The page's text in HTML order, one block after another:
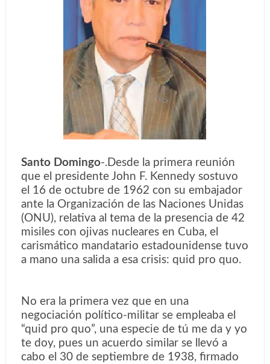
Santo Domingo-.Desde la primera reunión
que el presidente John F. Kennedy sostuvo
el 16 de octubre de 1962 con su embajador
ante la Organización de las Naciones Unidas
(ONU), relativa al tema de la presencia de 42
misiles con ojivas nucleares en Cuba, el
carismático mandatario estadounidense tuvo
a mano una salida a esa crisis: quid pro quo.
No era la primera vez que en una
negociación político-militar se empleaba el
“quid pro quo”, una especie de tú me da y yo
te doy, pues un acuerdo similar se llevó a
cabo el 30 de septiembre de 1938, firmado